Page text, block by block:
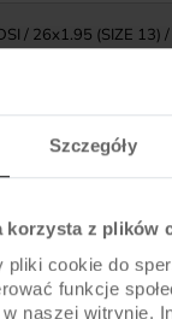
Szczegóły
korzysta z plików
pliki cookie do
funkcje
naszej witrynie.
/ 26x1.95 (SIZE 13)